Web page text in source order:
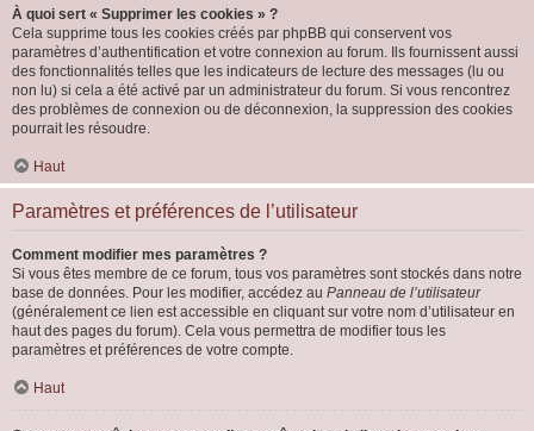
À quoi sert « Supprimer les cookies » ?
Cela supprime tous les cookies créés par phpBB qui conservent vos
paramètres d’authentification et votre connexion au forum. Ils fournissent aussi
des fonctionnalités telles que les indicateurs de lecture des messages (lu ou
non lu) si cela a été activé par un administrateur du forum. Si vous rencontrez
des problèmes de connexion ou de déconnexion, la suppression des cookies
pourrait les résoudre.
Haut
Paramètres et préférences de l’utilisateur
Comment modifier mes paramètres ?
Si vous êtes membre de ce forum, tous vos paramètres sont stockés dans notre
base de données. Pour les modifier, accédez au Panneau de l’utilisateur
(généralement ce lien est accessible en cliquant sur votre nom d’utilisateur en
haut des pages du forum). Cela vous permettra de modifier tous les
paramètres et préférences de votre compte.
Haut